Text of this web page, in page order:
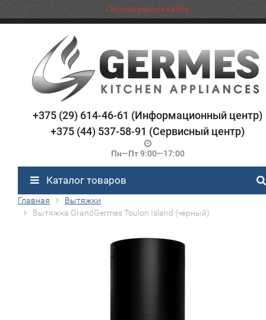
Полная версия сайта
+375 (29) 614-46-61 (Информационный центр)
+375 (44) 537-58-91 (Сервисный центр)
Пн—Пт 9:00—17:00
Каталог товаров
Главная
Вытяжки
Вытяжка GrandGermes Toulon Island (черный)